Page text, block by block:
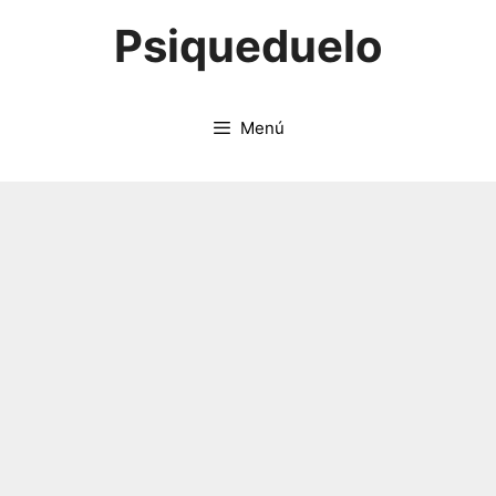
Psiqueduelo
Menú